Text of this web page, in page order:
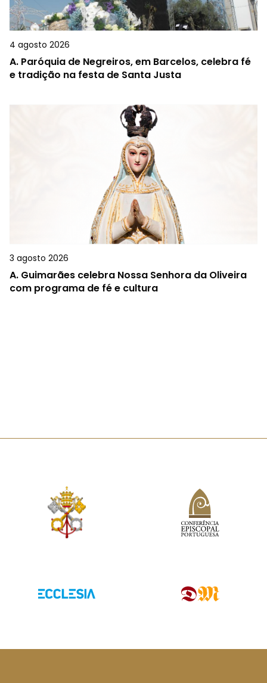
4 agosto 2026
A. Paróquia de Negreiros, em Barcelos, celebra fé
e tradição na festa de Santa Justa
3 agosto 2026
A. Guimarães celebra Nossa Senhora da Oliveira
com programa de fé e cultura